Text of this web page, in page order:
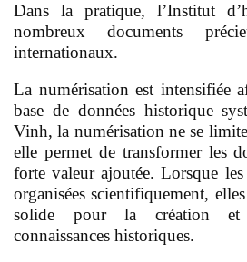
Dans la pratique, l’Institut
nombreux documents
internationaux.
La numérisation est intensifiée
base de données historique
Vinh, la numérisation ne se
elle permet de transformer les
forte valeur ajoutée. Lorsque
organisées scientifiquement,
solide pour la création
connaissances historiques.